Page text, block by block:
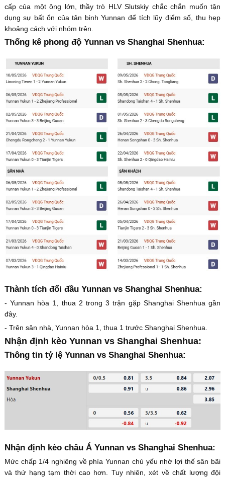
cấp của một ông lớn, thầy trò HLV Slutskiy chắc chắn muốn tận
dụng sự bất ổn của tân binh Yunnan để tích lũy điểm số, thu hẹp
khoảng cách với nhóm trên.
Thống kê phong độ Yunnan vs Shanghai Shenhua:
Thành tích đối đầu Yunnan vs Shanghai Shenhua:
- Yunnan hòa 1, thua 2 trong 3 trận gặp Shanghai Shenhua gần
đây.
- Trên sân nhà, Yunnan hòa 1, thua 1 trước Shanghai Shenhua.
Nhận định kèo Yunnan vs Shanghai Shenhua:
Thông tin tỷ lệ Yunnan vs Shanghai Shenhua:
Nhận định kèo châu Á Yunnan vs Shanghai Shenhua:
Mức chấp 1/4 nghiêng về phía Yunnan chủ yếu nhờ lợi thế sân bãi
và thứ hạng tạm thời cao hơn. Tuy nhiên, xét về chất lượng đội